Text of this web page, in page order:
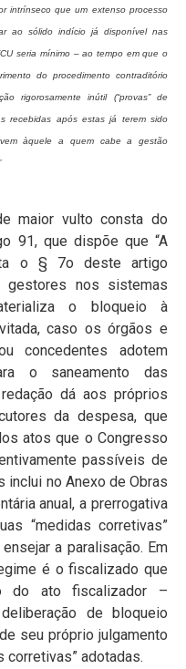
intrínseco que um extenso processo
ao sólido indício já disponível nas
seria mínimo – ao tempo em que o
do procedimento contraditório
rigorosamente inútil (“provas” de
recebidas após estas já terem sido
àquele a quem cabe a gestão
maior vulto consta do
91, que dispõe que “A
o § 7o deste artigo
gestores nos sistemas
o bloqueio à
caso os órgãos e
concedentes adotem
o saneamento das
dá aos próprios
da despesa, que
atos que o Congresso
passíveis de
inclui no Anexo de Obras
anual, a prerrogativa
“medidas corretivas”
a paralisação. Em
é o fiscalizado que
do ato fiscalizador –
de bloqueio
seu próprio julgamento
corretivas” adotadas.